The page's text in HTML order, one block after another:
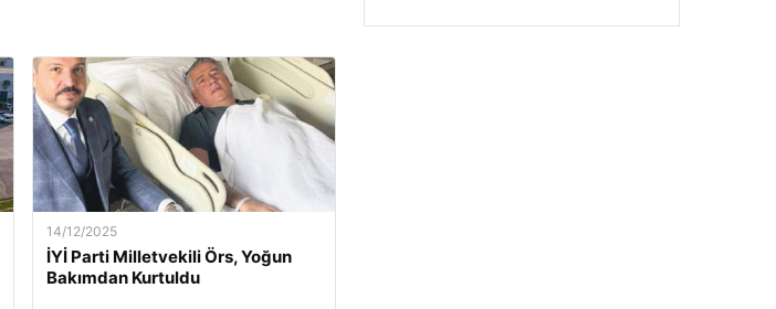
14/12/2025
İYİ Parti Milletvekili Örs, Yoğun
Bakımdan Kurtuldu